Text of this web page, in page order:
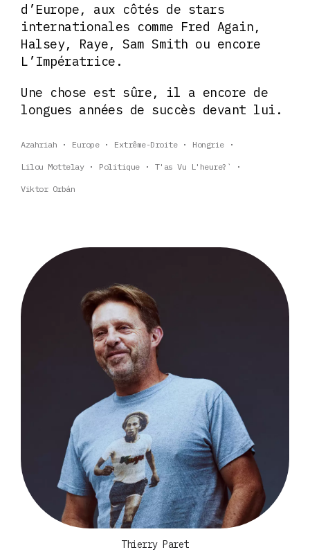
d’Europe, aux côtés de stars
internationales comme Fred Again,
Halsey, Raye, Sam Smith ou encore
L’Impératrice.
Une chose est sûre, il a encore de
longues années de succès devant lui.
Azahriah Europe Extrême-Droite Hongrie
Lilou Mottelay Politique T'as Vu L'heure?`
Viktor Orbán
Thierry Paret